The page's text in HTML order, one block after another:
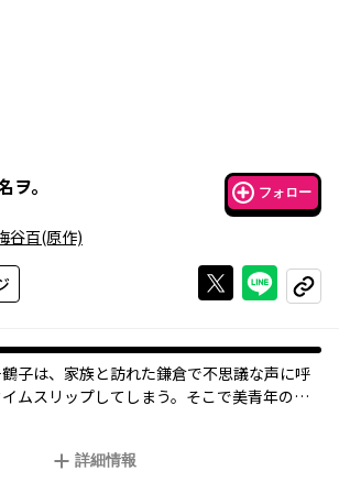
ヲ。 フォロー
谷百(原作)
Xで投稿する
ライン
コピー
子は、家族と訪れた鎌倉で不思議な声に呼
ムスリップしてしまう。そこで美青年の法
詳細情報